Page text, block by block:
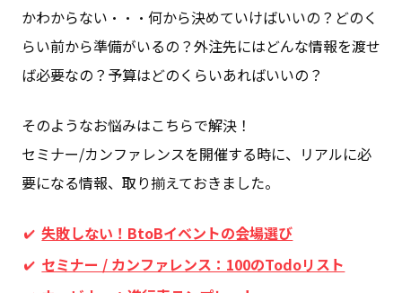
かわからない・・・ 何から決めていけばいいの？ どのく
らい前から準備がいるの？外注先にはどんな情報を渡せ
ば必要なの？ 予算はどのくらいあればいいの？
そのようなお悩みはこちらで解決！
セミナー/カンファレンスを開催する時に、 リアルに必
要になる情報、取り揃えておきました。
失敗しない！BtoBイベントの会場選び
セミナー / カンファレンス：100のTodoリスト